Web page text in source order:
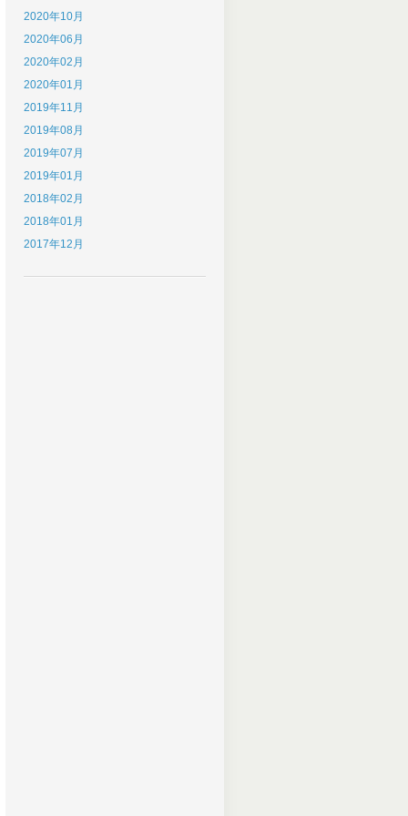
2020年10月
2020年06月
2020年02月
2020年01月
2019年11月
2019年08月
2019年07月
2019年01月
2018年02月
2018年01月
2017年12月